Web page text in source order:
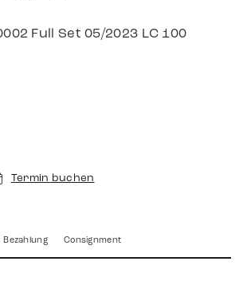
Full Set 05/2023 LC 100
Termin buchen
Bezahlung Consignment